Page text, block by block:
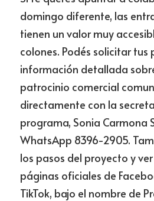
domingo diferente, las
tienen un valor muy
colones. Podés solicitar tus
información detallada
patrocinio comercial
directamente con la
programa, Sonia Carmona
WhatsApp 8396-2905.
los pasos del proyecto y
páginas oficiales de
TikTok, bajo el nombre de